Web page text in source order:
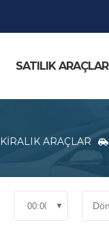
SATILIK ARAÇLAR
KİRALIK ARAÇLAR